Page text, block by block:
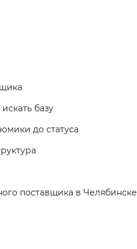
базу
до статуса
поставщика в Челябинске